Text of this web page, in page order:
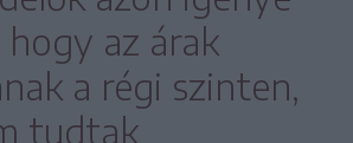
az árak
a régi szinten,
tudtak